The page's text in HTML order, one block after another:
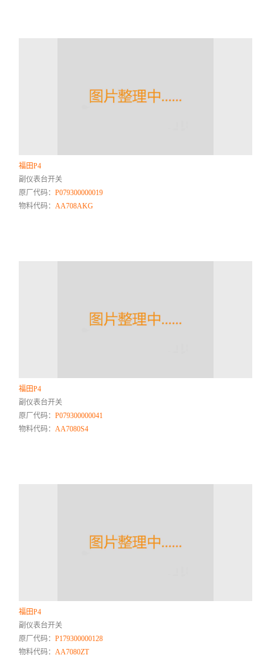
福田P4
副仪表台开关
原厂代码：P079300000019
物料代码：AA708AKG
福田P4
副仪表台开关
原厂代码：P079300000041
物料代码：AA7080S4
福田P4
副仪表台开关
原厂代码：P179300000128
物料代码： AA7080ZT